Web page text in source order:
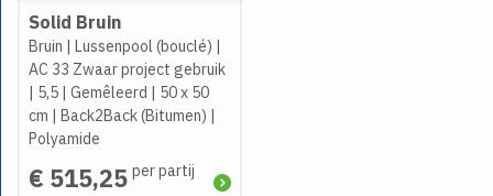
Solid Bruin
Bruin | Lussenpool (bouclé) |
AC 33 Zwaar project gebruik
| 5,5 | Gemêleerd | 50 x 50
cm | Back2Back (Bitumen) |
Polyamide
€ 515,25 per partij